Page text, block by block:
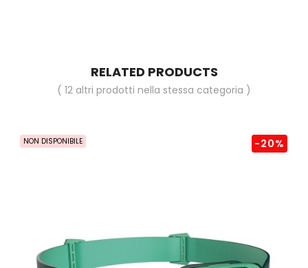
RELATED PRODUCTS
( 12 altri prodotti nella stessa categoria )
NON DISPONIBILE -20%